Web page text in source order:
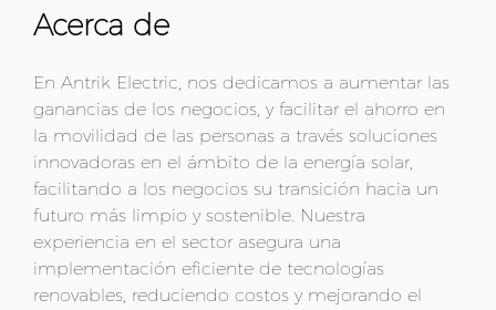
Acerca de
En Antrik Electric, nos dedicamos a aumentar las
ganancias de los negocios, y facilitar el ahorro en
la movilidad de las personas a través soluciones
innovadoras en el ámbito de la energía solar,
facilitando a los negocios su transición hacia un
futuro más limpio y sostenible. Nuestra
experiencia en el sector asegura una
implementación eficiente de tecnologías
renovables, reduciendo costos y mejorando el